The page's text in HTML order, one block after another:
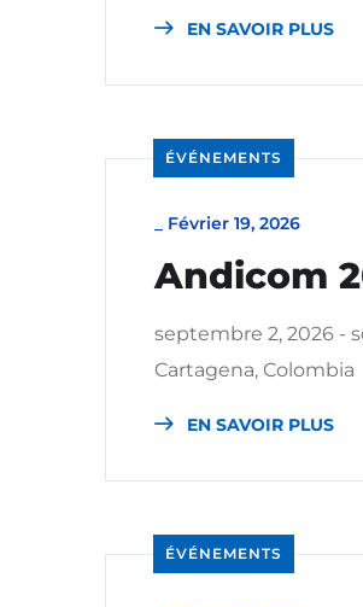
EN SAVOIR PLUS
ÉVÉNEMENTS
Février 19, 2026
Andicom
septembre 2, 2026 -
Cartagena, Colombia
EN SAVOIR PLUS
ÉVÉNEMENTS